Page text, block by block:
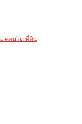
คอนโด ที่ดิน